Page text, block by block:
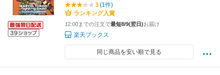
3(1件)
ランキング入賞
12:00までの注文で最短8/9(翌日)お届け
楽天ブックス
同じ商品を安い順で見る